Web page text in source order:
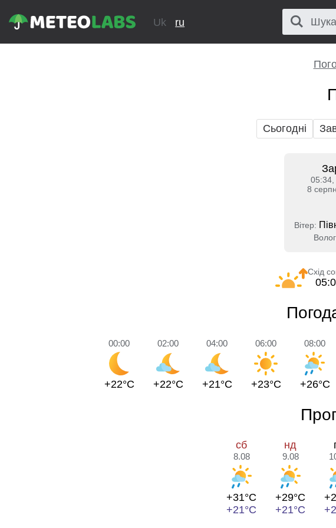
Uk ru
Сьогодні
05:34,
8
Вітер:
Схід
00:00
+22°C
02:00
+22°C
04:00
+21°C
06:00
+23°C
08:00
+26°C
сб
8.08
+31°C
+21°C
нд
9.08
+29°C
+21°C